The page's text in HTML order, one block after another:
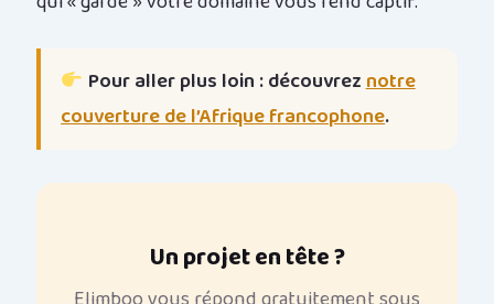
Pour aller plus loin : découvreznotre
couverture de l’Afrique francophone.
Un projet en tête ?